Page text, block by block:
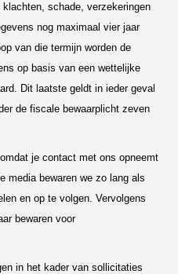
schade, verzekeringen
nog maximaal vier jaar
van die termijn worden de
op basis van een wettelijke
Dit laatste geldt in ieder geval
de fiscale bewaarplicht zeven
je contact met ons opneemt
media bewaren we zo lang als
en op te volgen. Vervolgens
bewaren voor
in het kader van sollicitaties